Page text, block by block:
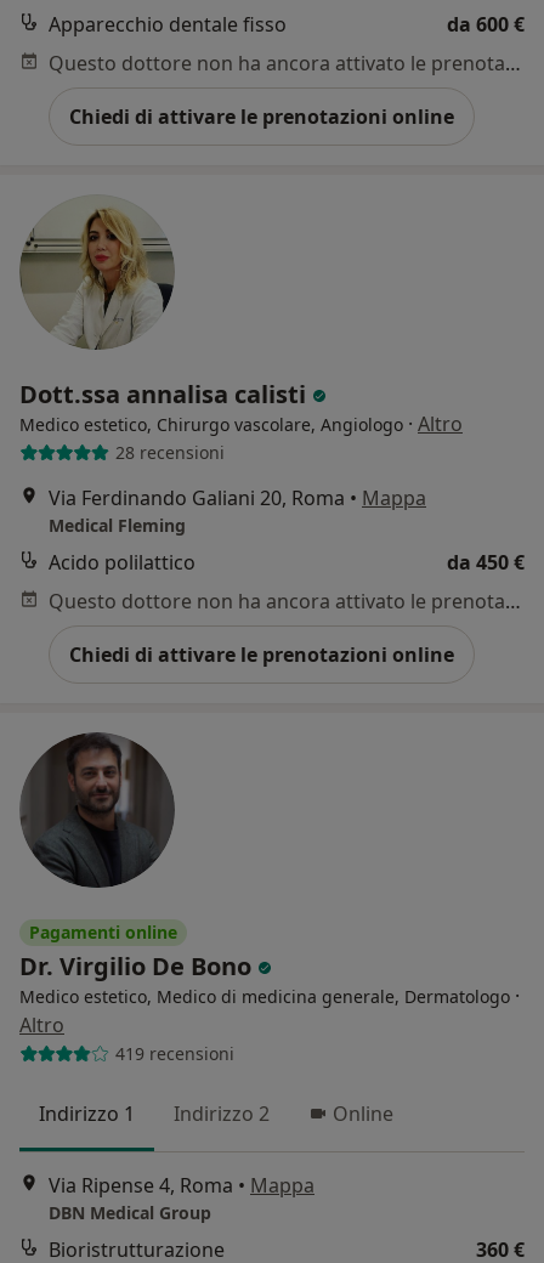
Apparecchio dentale fisso
da 600 €
Questo dottore non ha ancora attivato le prenotazioni online presso questo indirizzo.
Chiedi di attivare le prenotazioni online
Dott.ssa annalisa calisti
Medico estetico, Chirurgo vascolare, Angiologo · Altro
28 recensioni
Via Ferdinando Galiani 20, Roma • Mappa
Medical Fleming
Acido polilattico
da 450 €
Questo dottore non ha ancora attivato le prenotazioni online presso questo indirizzo.
Chiedi di attivare le prenotazioni online
Pagamenti online
Dr. Virgilio De Bono
Medico estetico, Medico di medicina generale, Dermatologo ·
Altro
419 recensioni
Indirizzo 1 Indirizzo 2 Online
Via Ripense 4, Roma • Mappa
DBN Medical Group
Bioristrutturazione 360 €